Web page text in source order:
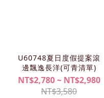
U60748夏日度假提案滾
邊飄逸長洋(可青清單)
NT$2,780 ~ NT$2,980
NT$3,580